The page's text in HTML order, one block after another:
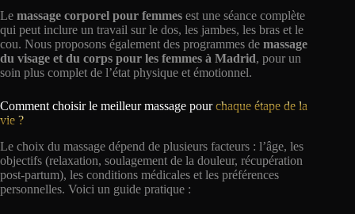
Le massage corporel pour femmes est une séance complète
qui peut inclure un travail sur le dos, les jambes, les bras et le
cou. Nous proposons également des programmes de massage
du visage et du corps pour les femmes à Madrid, pour un
soin plus complet de l’état physique et émotionnel.
Comment choisir le meilleur massage pourchaque étape de la
vie ?
Le choix du massage dépend de plusieurs facteurs : l’âge, les
objectifs (relaxation, soulagement de la douleur, récupération
post-partum), les conditions médicales et les préférences
personnelles. Voici un guide pratique :